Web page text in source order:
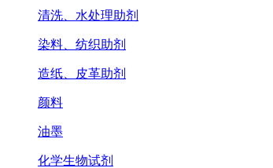
清洗、水处理助剂
染料、纺织助剂
造纸、皮革助剂
颜料
油墨
化学生物试剂